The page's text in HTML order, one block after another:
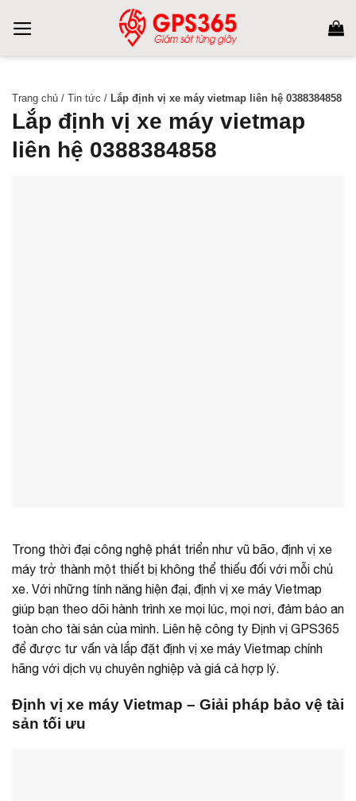
Trang chủ / Tin tức / Lắp định vị xe máy vietmap liên hệ 0388384858
Lắp định vị xe máy vietmap
liên hệ 0388384858
Trong thời đại công nghệ phát triển như vũ bão, định vị xe
máy trở thành một thiết bị không thể thiếu đối với mỗi chủ
xe. Với những tính năng hiện đại, định vị xe máy Vietmap
giúp bạn theo dõi hành trình xe mọi lúc, mọi nơi, đảm bảo an
toàn cho tài sản của mình. Liên hệ công ty Định vị GPS365
để được tư vấn và lắp đặt định vị xe máy Vietmap chính
hãng với dịch vụ chuyên nghiệp và giá cả hợp lý.
Định vị xe máy Vietmap – Giải pháp bảo vệ tài
sản tối ưu